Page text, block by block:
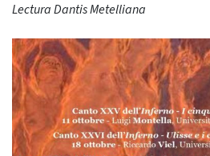
Lectura Dantis Metelliana